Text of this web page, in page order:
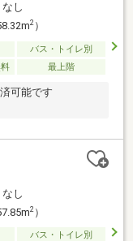
なし
2）
バス・トイレ別
最上階
可能です
なし
2）
バス・トイレ別